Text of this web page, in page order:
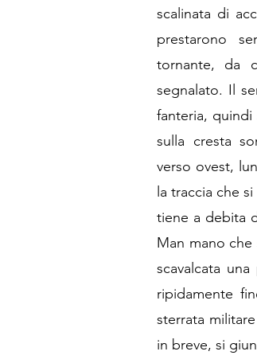
scalinata di
prestarono
tornante, da
segnalato. Il
fanteria, quindi
sulla cresta
verso ovest,
la traccia che si
tiene a debita
Man mano
scavalcata
ripidamente
sterrata
in breve, si